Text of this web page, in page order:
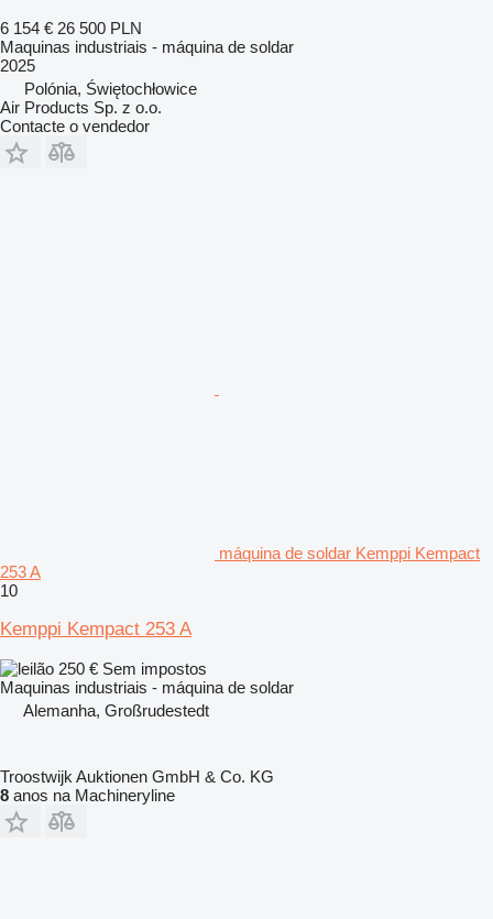
6 154 € 26 500 PLN
Maquinas industriais - máquina de soldar
2025
Polónia, Świętochłowice
Air Products Sp. z o.o.
Contacte o vendedor
máquina de soldar Kemppi Kempact
253 A
10
Kemppi Kempact 253 A
250 € Sem impostos
Maquinas industriais - máquina de soldar
Alemanha, Großrudestedt
Troostwijk Auktionen GmbH & Co. KG
8 anos na Machineryline